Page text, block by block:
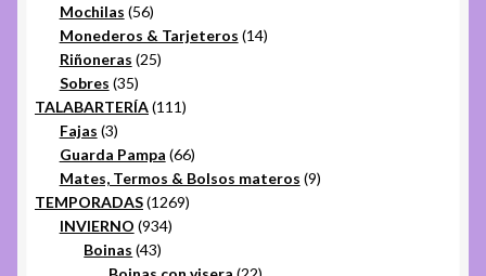
Mochilas 5656
productos
Monederos & Tarjeteros 1414
Riñoneras 2525
Sobres 3535
productos
TALABARTERÍA 111111
Fajas 33
productos
Guarda Pampa 6666
productos
Mates, Termos & Bolsos materos 99
TEMPORADAS 12691269
INVIERNO 934934
Boinas 4343